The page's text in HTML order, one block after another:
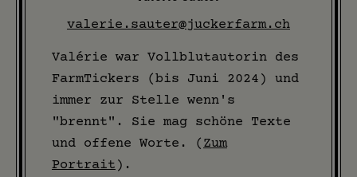
valerie.sauter@juckerfarm.ch
Valérie war Vollblutautorin des
FarmTickers (bis Juni 2024) und
immer zur Stelle wenn's
"brennt". Sie mag schöne Texte
und offene Worte. ( Zum
Portrait ).